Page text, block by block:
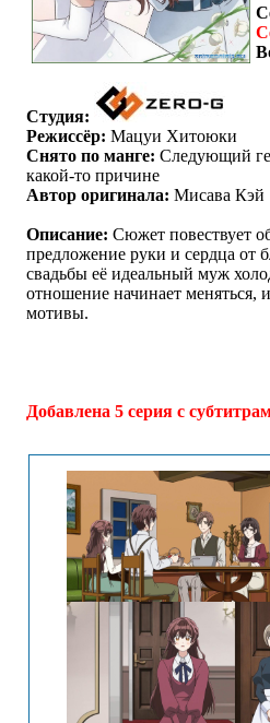
Студия:
Режиссёр: Мацуи Хитоюки
Снято по манге: Следующий
какой-то причине
Автор оригинала: Мисава Кэй
Описание: Сюжет повествует
предложение руки и сердца от
свадьбы её идеальный муж
отношение начинает меняться,
мотивы.
Добавлена 5 серия с